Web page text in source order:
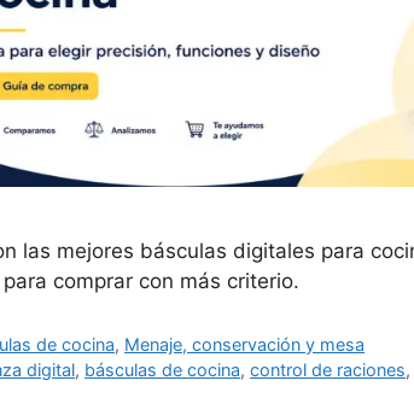
las mejores básculas digitales para
comprar con más criterio.
de cocina, Menaje, conservación y mesa
digital, básculas de cocina,control de raciones,